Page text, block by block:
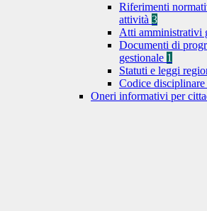
Riferimenti
attività 3
Atti amministrativi
Documenti di
gestionale 1
Statuti e leggi
Codice
Oneri informativi per